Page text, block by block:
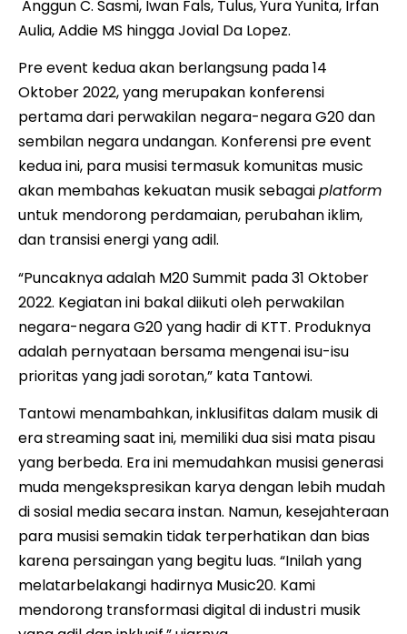
Anggun C. Sasmi, Iwan Fals, Tulus, Yura Yunita, Irfan
Aulia, Addie MS hingga Jovial Da Lopez.
Pre event kedua akan berlangsung pada 14
Oktober 2022, yang merupakan konferensi
pertama dari perwakilan negara-negara G20 dan
sembilan negara undangan. Konferensi pre event
kedua ini, para musisi termasuk komunitas music
akan membahas kekuatan musik sebagaiplatform
untuk mendorong perdamaian, perubahan iklim,
dan transisi energi yang adil.
“Puncaknya adalah M20 Summit pada 31 Oktober
2022. Kegiatan ini bakal diikuti oleh perwakilan
negara-negara G20 yang hadir di KTT. Produknya
adalah pernyataan bersama mengenai isu-isu
prioritas yang jadi sorotan,” kata Tantowi.
Tantowi menambahkan, inklusifitas dalam musik di
era streaming saat ini, memiliki dua sisi mata pisau
yang berbeda. Era ini memudahkan musisi generasi
muda mengekspresikan karya dengan lebih mudah
di sosial media secara instan. Namun, kesejahteraan
para musisi semakin tidak terperhatikan dan bias
karena persaingan yang begitu luas. “Inilah yang
melatarbelakangi hadirnya Music20. Kami
mendorong transformasi digital di industri musik